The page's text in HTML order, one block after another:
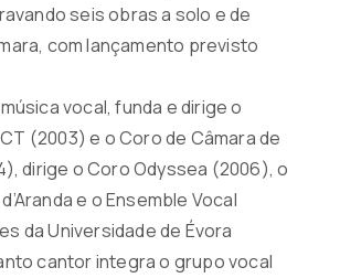
seis obras a solo e de
com lançamento previsto
vocal, funda e dirige o
(2003) e o Coro de Câmara de
dirige o Coro Odyssea (2006), o
e o Ensemble Vocal
da Universidade de Évora
cantor integra o grupo vocal